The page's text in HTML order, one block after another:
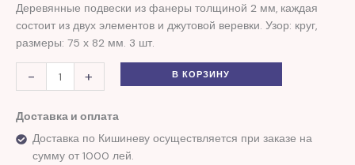
Деревянные подвески из фанеры толщиной 2 мм, каждая
состоит из двух элементов и джутовой веревки. Узор: круг,
размеры: 75 х 82 мм. 3 шт.
- + В КОРЗИНУ
Доставка и оплата
Доставка по Кишиневу осуществляется при заказе на
сумму от 1000 лей.